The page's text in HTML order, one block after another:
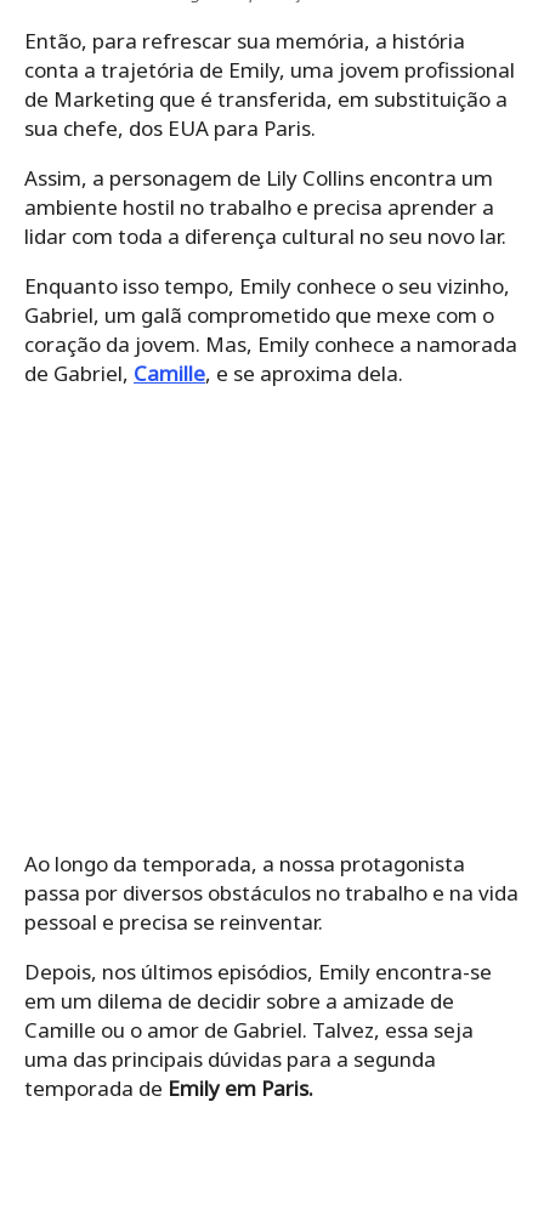
Então, para refrescar sua memória, a história
conta a trajetória de Emily, uma jovem profissional
de Marketing que é transferida, em substituição a
sua chefe, dos EUA para Paris.
Assim, a personagem de Lily Collins encontra um
ambiente hostil no trabalho e precisa aprender a
lidar com toda a diferença cultural no seu novo lar.
Enquanto isso tempo, Emily conhece o seu vizinho,
Gabriel, um galã comprometido que mexe com o
coração da jovem. Mas, Emily conhece a namorada
de Gabriel, Camille, e se aproxima dela.
Ao longo da temporada, a nossa protagonista
passa por diversos obstáculos no trabalho e na vida
pessoal e precisa se reinventar.
Depois, nos últimos episódios, Emily encontra-se
em um dilema de decidir sobre a amizade de
Camille ou o amor de Gabriel. Talvez, essa seja
uma das principais dúvidas para a segunda
temporada de Emily em Paris.